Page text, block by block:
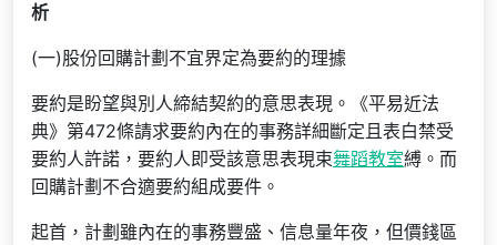
析
(一)股份回購計劃不宜界定為要約的理據
要約是盼望與別人締結契約的意思表現。《平易近法
典》第472條請求要約內在的事務詳細斷定且表白禁受
要約人許諾，要約人即受該意思表現束舞蹈教室縛。而
回購計劃不合適要約組成要件。
起首，計劃雖內在的事務豐盛、信息量年夜，但價錢區